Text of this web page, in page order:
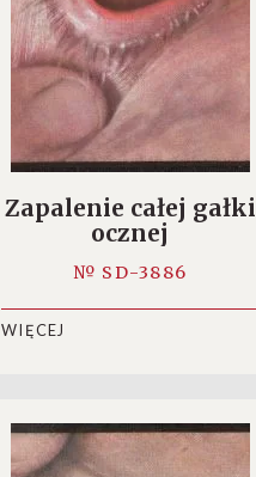
Zapalenie całej gałki
ocznej
№ SD-3886
WIĘCEJ